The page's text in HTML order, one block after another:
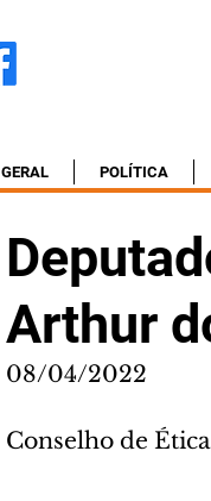
GERAL POLÍTICA
Arthur
08/04/2022
Conselho de